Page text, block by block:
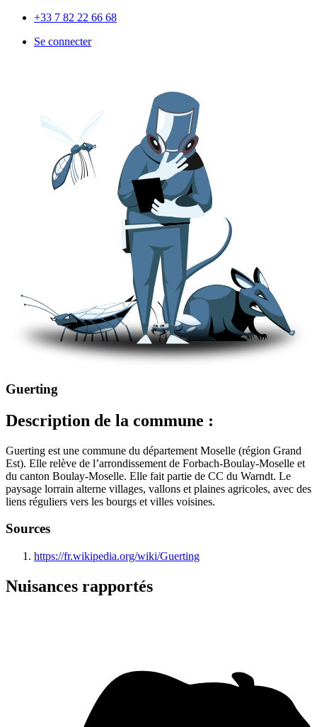
+33 7 82 22 66 68
Se connecter
Guerting
Description de la commune :
Guerting est une commune du département Moselle (région Grand
Est). Elle relève de l’arrondissement de Forbach-Boulay-Moselle et
du canton Boulay-Moselle. Elle fait partie de CC du Warndt. Le
paysage lorrain alterne villages, vallons et plaines agricoles, avec des
liens réguliers vers les bourgs et villes voisines.
Sources
https://fr.wikipedia.org/wiki/Guerting
Nuisances rapportés